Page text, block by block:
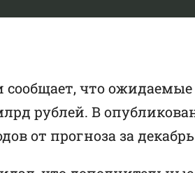
что
рублей. В
от прогноза за